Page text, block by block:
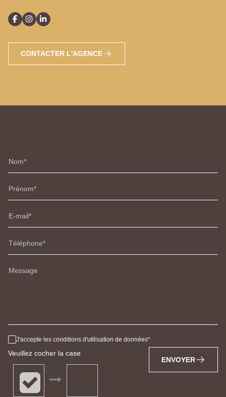
CONTACTER L'AGENCE
Nom
Prénom
E-mail
Téléphone
Message
J'accepte les conditions d'utilisation de données
Veuillez cocher la case
ENVOYER